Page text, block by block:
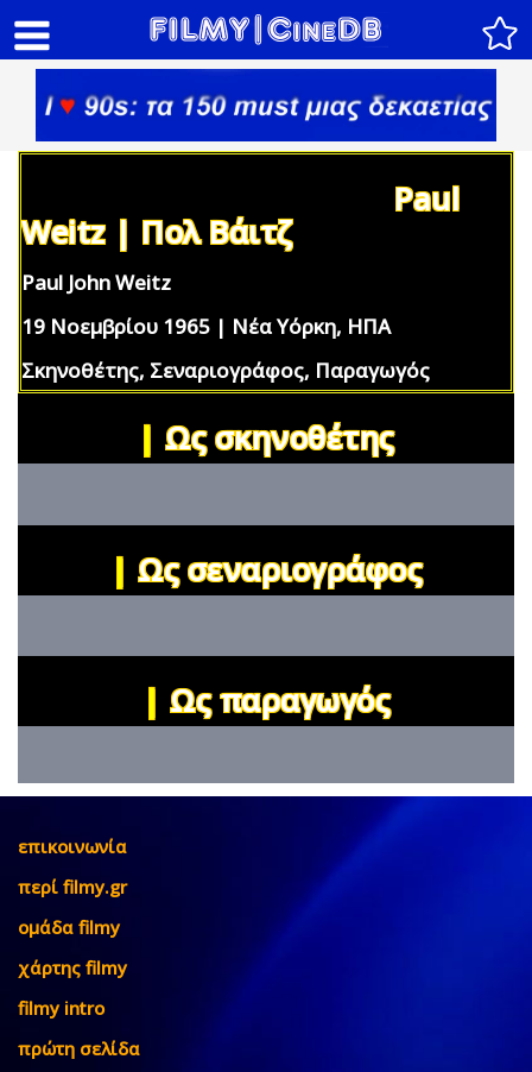
Paul
Weitz | Πολ Βάιτζ
Paul John Weitz
19 Νοεμβρίου 1965 | Νέα Υόρκη, ΗΠΑ
Σκηνοθέτης, Σεναριογράφος, Παραγωγός
| Ως σκηνοθέτης
| Ως σεναριογράφος
| Ως παραγωγός
επικοινωνία
περί filmy.gr
ομάδα filmy
χάρτης filmy
filmy intro
πρώτη σελίδα